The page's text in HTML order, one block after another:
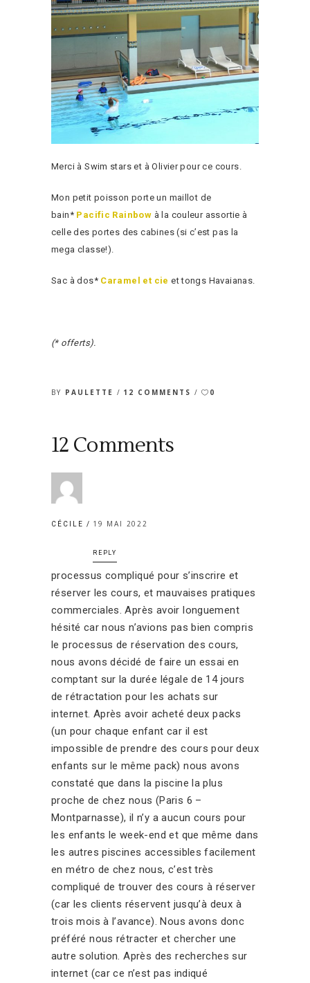
Merci à Swim stars et à Olivier pour ce cours.
Mon petit poisson porte un maillot de
bain* Pacific Rainbow à la couleur assortie à
celle des portes des cabines (si c’est pas la
mega classe!).
Sac à dos* Caramel et cie et tongs Havaianas.
(* offerts).
BY PAULETTE 12 COMMENTS 0
12 Comments
CÉCILE 19 MAI 2022
REPLY
processus compliqué pour s’inscrire et
réserver les cours, et mauvaises pratiques
commerciales. Après avoir longuement
hésité car nous n’avions pas bien compris
le processus de réservation des cours,
nous avons décidé de faire un essai en
comptant sur la durée légale de 14 jours
de rétractation pour les achats sur
internet. Après avoir acheté deux packs
(un pour chaque enfant car il est
impossible de prendre des cours pour deux
enfants sur le même pack) nous avons
constaté que dans la piscine la plus
proche de chez nous (Paris 6 –
Montparnasse), il n’y a aucun cours pour
les enfants le week-end et que même dans
les autres piscines accessibles facilement
en métro de chez nous, c’est très
compliqué de trouver des cours à réserver
(car les clients réservent jusqu’à deux à
trois mois à l’avance). Nous avons donc
préféré nous rétracter et chercher une
autre solution. Après des recherches sur
internet (car ce n’est pas indiqué